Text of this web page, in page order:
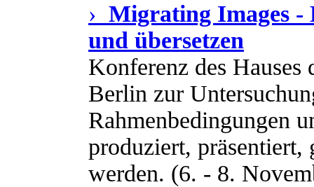
› Migrating Images -
und übersetzen
Konferenz des
Berlin zur
Rahmenbedingungen
produziert, präsentiert,
werden. (6. - 8.